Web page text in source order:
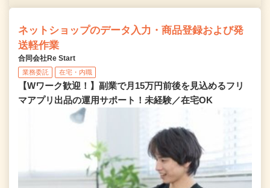
ネットショップのデータ入力・商品登録および発
送軽作業
合同会社Re Start
業務委託 在宅・内職
【Wワーク歓迎！】副業で月15万円前後を見込めるフリ
マアプリ出品の運用サポート！未経験／在宅OK